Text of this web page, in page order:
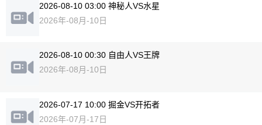
2026-08-10 03:00 神秘人VS水星
2026年-08月-10日
2026-08-10 00:30 自由人VS王牌
2026年-08月-10日
2026-07-17 10:00 掘金VS开拓者
2026年-07月-17日